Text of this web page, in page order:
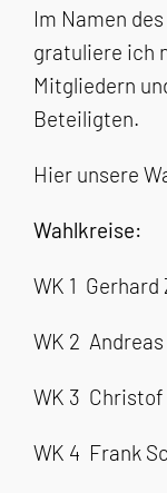
Im Namen
gratuliere ich
Mitgliedern
Beteiligten.
Hier unsere
Wahlkreise:
WK 1 Gerhard
WK 2
WK 3 Christof
WK 4 Frank